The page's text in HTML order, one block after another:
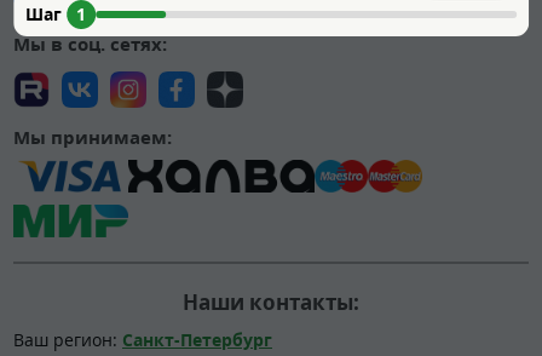
Мы в соц. сетях:
Мы принимаем:
Наши контакты:
Ваш регион: Санкт-Петербург
Шаг 1